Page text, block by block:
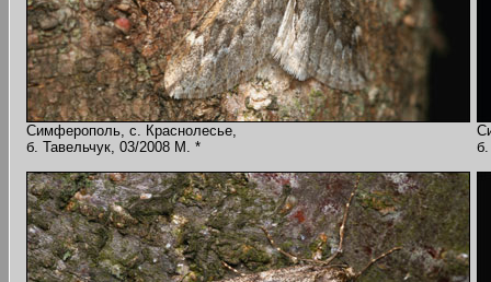
Симферополь, с. Краснолесье,
б. Тавельчук, 03/2008 M. *